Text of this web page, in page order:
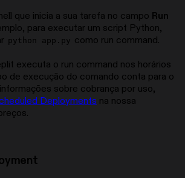
que inicia a sua tarefa no campo Run
para executar um script Python,
python app.py como run command.
executa o run command nos horários
de execução do comando conta para o
sobre cobrança por uso,
Deployments na nossa